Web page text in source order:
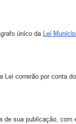
único da Lei
Lei correrão por conta
de sua publicação,